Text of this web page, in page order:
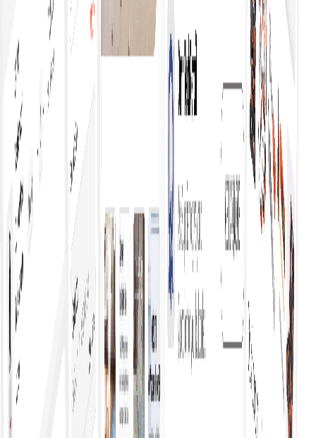
یقینی بنایا جا سکے۔
بآسانی اقتباسات حاصل کریں
سادہ اور موثر عمل استعمال کرکے آسانی سے کوٹیشنز حاصل
کریں جو خریداروں کو متعدد سپلائرز سے جوڑتے ہیں، جس
سے فوری موازنہ اور باخبر فیصلے ممکن ہوتے ہیں، بغیر دستی
استفسارات کے جھنجھٹ کے۔
خرید کا فیصلہ تیزی سے کریں
یہ کارکردگی کو بہتر بناتا ہے، جس سے کاروبار مواقع سے
تیزی سے فائدہ اٹھا سکتے ہیں۔ آسان اور منظم عمل، واضح
معلومات، اور آسانی سے دستیاب اختیارات خریداروں کو
فیصلہ کن اور پراعتماد انداز میں عمل کرنے کے قابل بناتے
ہیں۔